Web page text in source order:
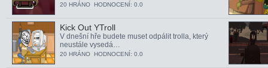
20 HRÁNO HODNOCENÍ: 0.0
Kick Out YTroll
V dnešní hře budete muset odpálit trolla, který
neustále vysedá…
20 HRÁNO HODNOCENÍ: 0.0